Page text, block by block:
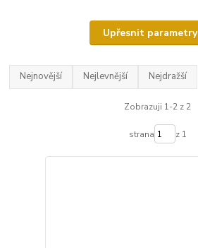
Upřesnit parametry
Nejnovější Nejlevnější Nejdražší
Zobrazuji 1-2 z 2
strana z 1